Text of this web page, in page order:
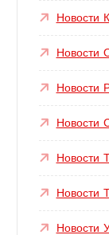
Новости
Новости
Новости
Новости
Новости
Новости
Новости